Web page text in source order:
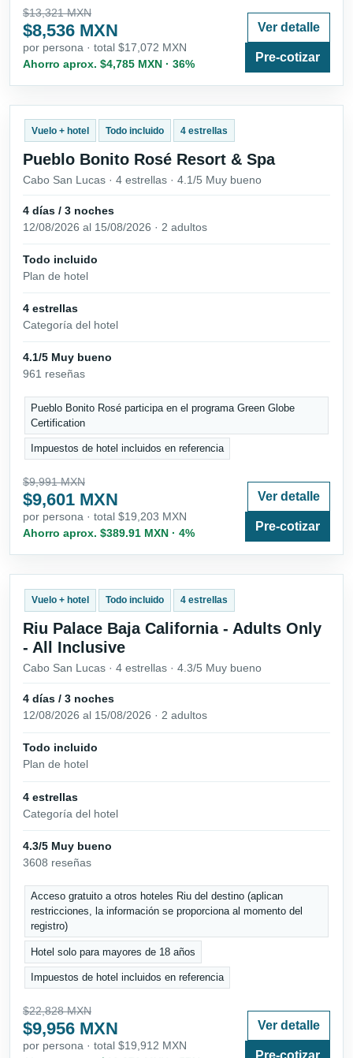
$13,321 MXN
$8,536 MXN
por persona · total $17,072 MXN
Ahorro aprox. $4,785 MXN · 36%
Ver detalle
Pre-cotizar
Vuelo + hotel Todo incluido 4 estrellas
Pueblo Bonito Rosé Resort & Spa
Cabo San Lucas · 4 estrellas · 4.1/5 Muy bueno
4 días / 3 noches
12/08/2026 al 15/08/2026 · 2 adultos
Todo incluido
Plan de hotel
4 estrellas
Categoría del hotel
4.1/5 Muy bueno
961 reseñas
Pueblo Bonito Rosé participa en el programa Green Globe
Certification
Impuestos de hotel incluidos en referencia
$9,991 MXN
$9,601 MXN
por persona · total $19,203 MXN
Ahorro aprox. $389.91 MXN · 4%
Ver detalle
Pre-cotizar
Vuelo + hotel Todo incluido 4 estrellas
Riu Palace Baja California - Adults Only
- All Inclusive
Cabo San Lucas · 4 estrellas · 4.3/5 Muy bueno
4 días / 3 noches
12/08/2026 al 15/08/2026 · 2 adultos
Todo incluido
Plan de hotel
4 estrellas
Categoría del hotel
4.3/5 Muy bueno
3608 reseñas
Acceso gratuito a otros hoteles Riu del destino (aplican
restricciones, la información se proporciona al momento del
registro)
Hotel solo para mayores de 18 años
Impuestos de hotel incluidos en referencia
$22,828 MXN
$9,956 MXN
por persona · total $19,912 MXN
Ver detalle
Pre-cotizar